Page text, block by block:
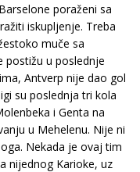
poraženi sa
iskupljenje. Treba
muče sa
postižu u poslednje
Antverp nije dao gol
su poslednja tri kola
i Genta na
u Mehelenu. Nije ni
Nekada je ovaj tim
nijednog Karioke, uz